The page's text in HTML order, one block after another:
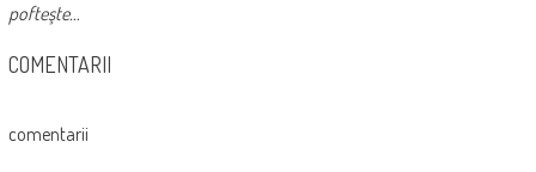
pofteşte…
COMENTARII
comentarii